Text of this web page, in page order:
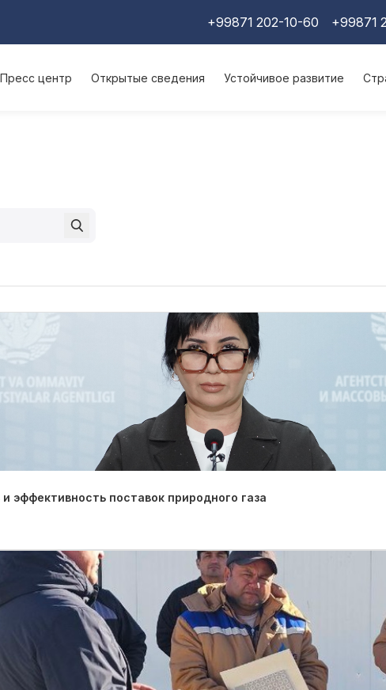
+99871 202-10-60 +99871
Пресс центр Открытые сведения Устойчивое развитие
эффективность поставок природного газа